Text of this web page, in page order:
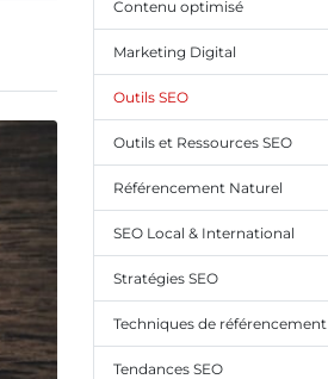
Contenu optimisé
Marketing Digital
Outils SEO
Outils et Ressources SEO
Référencement Naturel
SEO Local & International
Stratégies SEO
Techniques de référencement
Tendances SEO